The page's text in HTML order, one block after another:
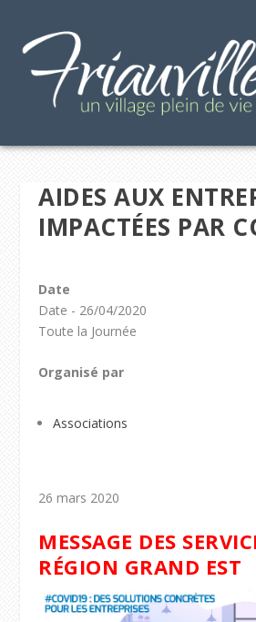
AIDES AUX
IMPACTÉES PAR
Date
Date - 26/04/2020
Toute la Journée
Organisé par
Associations
26 mars 2020
MESSAGE DES
RÉGION GRAND EST